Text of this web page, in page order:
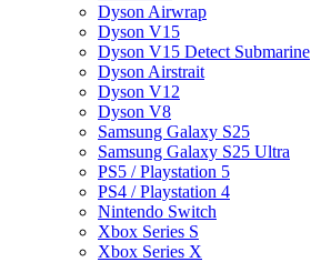
Dyson Airwrap
Dyson V15
Dyson V15 Detect Submarine
Dyson Airstrait
Dyson V12
Dyson V8
Samsung Galaxy S25
Samsung Galaxy S25 Ultra
PS5 / Playstation 5
PS4 / Playstation 4
Nintendo Switch
Xbox Series S
Xbox Series X